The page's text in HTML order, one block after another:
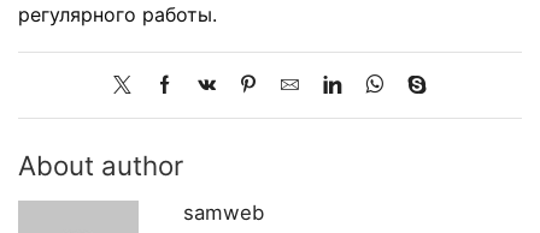
регулярного работы.
About author
samweb